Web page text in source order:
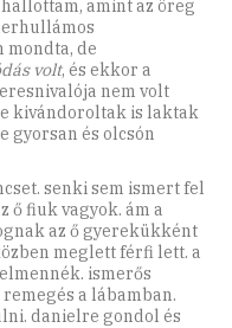
hallottam, amint az öreg
de
volt, és ekkor a
nem volt
kivándoroltak is laktak
gyorsan és olcsón
senki sem ismert fel
ő fiuk vagyok. ám a
az ő gyerekükként
meglett férfi lett. a
ismerős
a lábamban.
danielre gondol és